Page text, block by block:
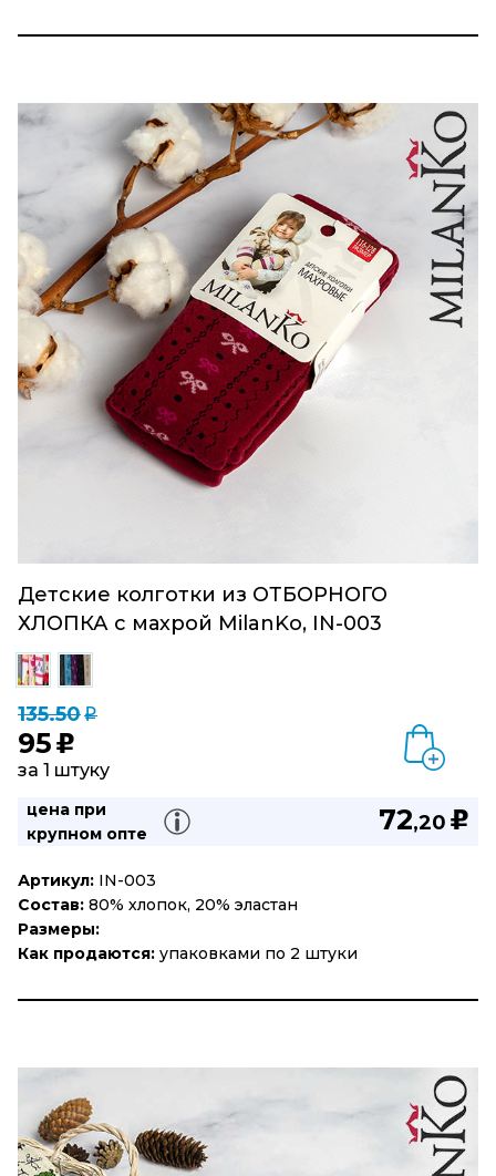
Детские колготки из ОТБОРНОГО
ХЛОПКА с махрой MilanKo, IN-003
135.50q
95 u
за 1 штуку
цена при
крупном опте
72,20 u
Артикул: IN-003
Состав: 80% хлопок, 20% эластан
Размеры:
Как продаются: упаковками по 2 штуки